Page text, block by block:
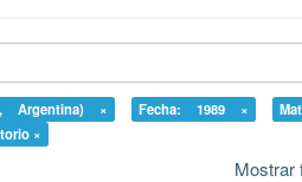
Argentina) × Fecha: 1989 ×
×
Mostrar